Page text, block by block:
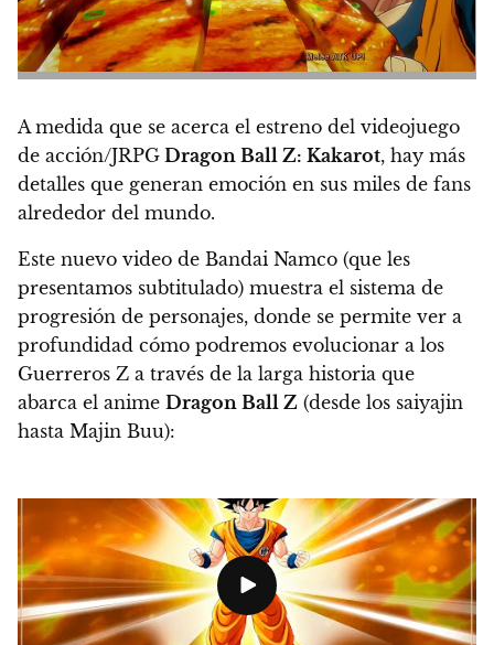
A medida que se acerca el estreno del videojuego
de acción/JRPG Dragon Ball Z: Kakarot, hay más
detalles que generan emoción en sus miles de fans
alrededor del mundo.
Este nuevo video de Bandai Namco (que les
presentamos subtitulado) muestra el sistema de
progresión de personajes, donde se permite ver a
profundidad cómo podremos evolucionar a los
Guerreros Z a través de la larga historia que
abarca el anime Dragon Ball Z (desde los saiyajin
hasta Majin Buu):